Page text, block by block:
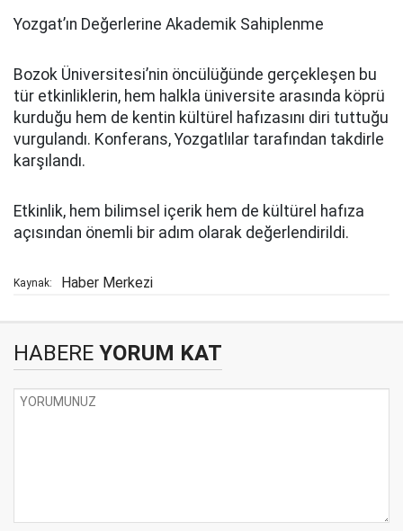
Yozgat’ın Değerlerine Akademik Sahiplenme
Bozok Üniversitesi’nin öncülüğünde gerçekleşen bu
tür etkinliklerin, hem halkla üniversite arasında köprü
kurduğu hem de kentin kültürel hafızasını diri tuttuğu
vurgulandı. Konferans, Yozgatlılar tarafından takdirle
karşılandı.
Etkinlik, hem bilimsel içerik hem de kültürel hafıza
açısından önemli bir adım olarak değerlendirildi.
Kaynak: Haber Merkezi
HABERE YORUM KAT